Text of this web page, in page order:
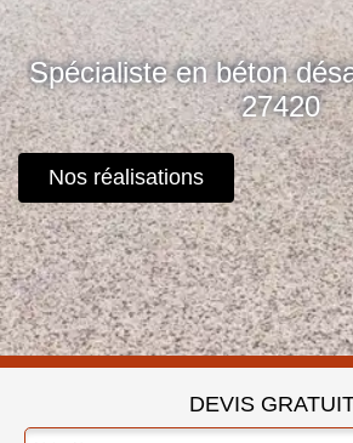
Spécialiste en béton
27420
Nos réalisations
DEVIS